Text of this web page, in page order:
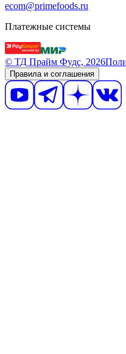
ecom@primefoods.ru
Платежные системы
© ТД Прайм Фудс, 2026
Правила и соглашения